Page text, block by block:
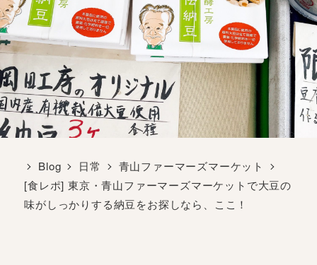
Blog 日常
青山ファーマーズマーケット
[食レポ] 東京・青山ファーマーズマーケットで大豆の
味がしっかりする納豆をお探しなら、ここ！